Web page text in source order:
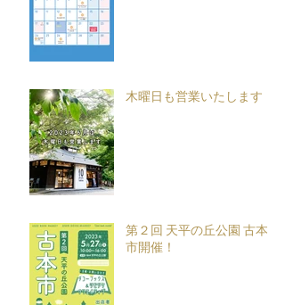
木曜日も営業いたします
第２回 天平の丘公園 古本
市開催！